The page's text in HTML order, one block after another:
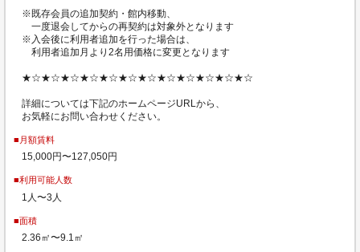
※既存会員の追加契約・館内移動、
一度退会してからの再契約は対象外となります
※入会後に利用者追加を行った場合は、
利用者追加月より2名用価格に変更となります
★☆★☆★☆★☆★☆★☆★☆★☆★☆★☆★☆★☆
詳細については下記のホームページURLから、
お気軽にお問い合わせください。
■月額賃料
15,000円〜127,050円
■利用可能人数
1人〜3人
■面積
2.36㎡〜9.1㎡